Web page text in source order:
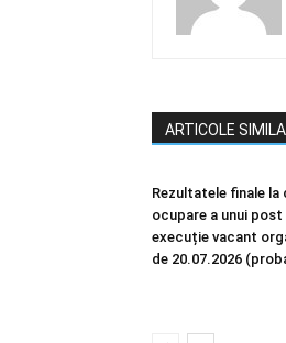
ARTICOLE
Rezultatele finale la
ocupare a unui
execuție vacant
de 20.07.2026